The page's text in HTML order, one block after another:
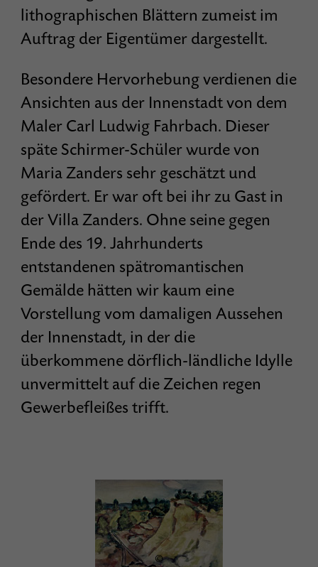
lithographischen Blättern zumeist im
Auftrag der Eigentümer dargestellt.
Besondere Hervorhebung verdienen die
Ansichten aus der Innenstadt von dem
Maler Carl Ludwig Fahrbach. Dieser
späte Schirmer-Schüler wurde von
Maria Zanders sehr geschätzt und
gefördert. Er war oft bei ihr zu Gast in
der Villa Zanders. Ohne seine gegen
Ende des 19. Jahrhunderts
entstandenen spätromantischen
Gemälde hätten wir kaum eine
Vorstellung vom damaligen Aussehen
der Innenstadt, in der die
überkommene dörflich-ländliche Idylle
unvermittelt auf die Zeichen regen
Gewerbefleißes trifft.
©